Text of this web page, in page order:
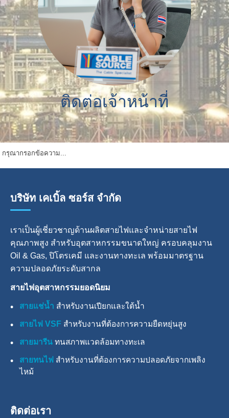
ติดต่อเจ้าหน้าที่
กรุณากรอกข้อความ...
บริษัท เคเบิ้ล ซอร์ส จำกัด
เราเป็นผู้เชี่ยวชาญด้านผลิตสายไฟและจำหน่ายสายไฟ
คุณภาพสูง สำหรับอุตสาหกรรมขนาดใหญ่ ครอบคลุมงาน
Oil & Gas, ปิโตรเคมี และงานทางทะเล พร้อมมาตรฐาน
ความปลอดภัยระดับสากล
สายไฟอุตสาหกรรมยอดนิยม
สายแช่น้ำ สำหรับงานเปียกและใต้น้ำ
สายไฟ VSF สำหรับงานที่ต้องการความยืดหยุ่นสูง
สายมารีน ทนสภาพแวดล้อมทางทะเล
สายทนไฟ สำหรับงานที่ต้องการความปลอดภัยจากเพลิง
ไหม้
ติดต่อเรา